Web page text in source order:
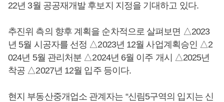
22년 3월 공공재개발 후보지 지정을 기대하고 있다.
추진위 측의 향후 계획을 순차적으로 살펴보면 △2023
년 5월 시공자를 선정 △2023년 12월 사업계획승인 △2
024년 5월 관리처분 △2024년 6월 이주 개시 △2025년
착공 △2027년 12월 입주 등이다.
현지 부동산중개업소 관계자는 “신림5구역의 입지는 신